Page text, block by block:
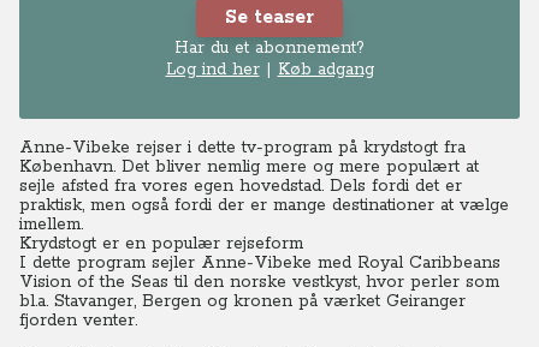
Se teaser
Har du et abonnement?
Log ind her| Køb adgang
Anne-Vibeke rejser i dette tv-program på krydstogt fra
København. Det bliver nemlig mere og mere populært at
sejle afsted fra vores egen hovedstad. Dels fordi det er
praktisk, men også fordi der er mange destinationer at vælge
imellem.
Krydstogt er en populær rejseform
I dette program sejler Anne-Vibeke med Royal Caribbeans
Vision of the Seas til den norske vestkyst, hvor perler som
bl.a. Stavanger, Bergen og kronen på værket Geiranger
fjorden venter.